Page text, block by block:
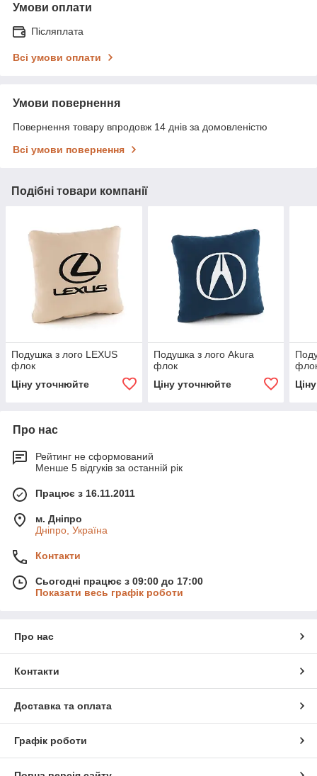
Умови оплати
Післяплата
Всі умови оплати
Умови повернення
Повернення товару впродовж 14 днів за домовленістю
Всі умови повернення
Подібні товари компанії
Подушка з лого LEXUS
флок
Ціну уточнюйте
Подушка з лого Akura
флок
Ціну уточнюйте
Про нас
Рейтинг не сформований
Менше 5 відгуків за останній рік
Працює з 16.11.2011
м. Дніпро
Дніпро, Україна
Контакти
Сьогодні працює з 09:00 до 17:00
Показати весь графік роботи
Про нас
Контакти
Доставка та оплата
Графік роботи